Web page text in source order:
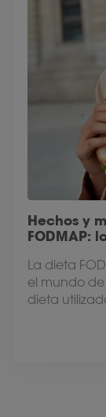
Hechos y
FODMAP:
La dieta
el mundo
dieta